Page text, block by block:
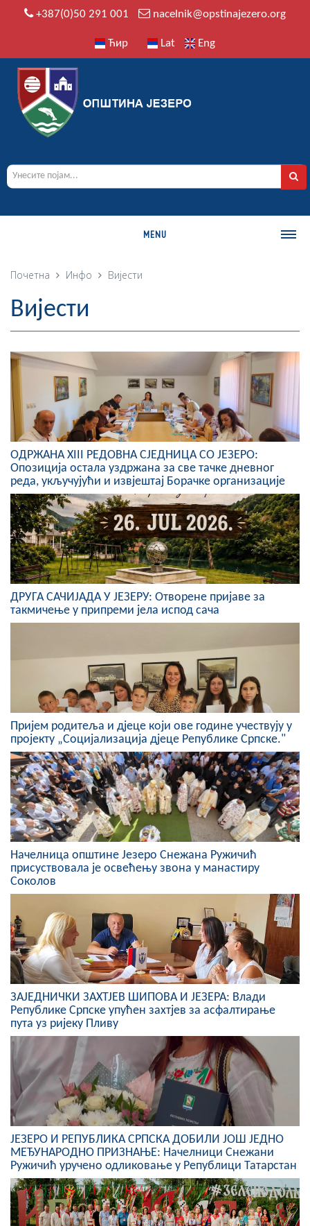
+387(0)50 291 001 nacelnik@opstinajezero.org
Ћир Lat Eng
MENU
О ОПШТИНИ
Историја
Географија
Насељена мјеста
Занимљивости
Фотогалерија
НАЧЕЛНИК
О Начелнику
Замјеник начелника
Извјештај о раду начелника
СКУПШТИНА
Статут Општине
Састав Скупштине
Службени Гласници
ОПШТИНСКА УПРАВА
ИНФО
Вијести
Активности
Јавни позиви
Обавјештења
Заштита од пожара
COVID 19
Геоистраживања
ФИНАНСИЈЕ
ПРИВРЕДА
Пољопривреда
Туризам
Спорт
ЦИВИЛНА ЗАШТИТА
КОНТАКТ
Почетна Инфо Вијести
Вијести
ОДРЖАНА XIII РЕДОВНА СЈЕДНИЦА СО ЈЕЗЕРО:
Опозиција остала уздржана за све тачке дневног
реда, укључујући и извјештај Борачке организације
ДРУГА САЧИЈАДА У ЈЕЗЕРУ: Отворене пријаве за
такмичење у припреми јела испод сача
Пријем родитеља и дјеце који ове године учествују у
пројекту „Социјализација дјеце Републике Српске."
Начелница општине Језеро Снежана Ружичић
присуствовала је освећењу звона у манастиру
Соколов
ЗАЈЕДНИЧКИ ЗАХТЈЕВ ШИПОВА И ЈЕЗЕРА: Влади
Републике Српске упућен захтјев за асфалтирање
пута уз ријеку Пливу
ЈЕЗЕРО И РЕПУБЛИКА СРПСКА ДОБИЛИ ЈОШ ЈЕДНО
МЕЂУНАРОДНО ПРИЗНАЊЕ: Начелници Снежани
Ружичић уручено одликовање у Републици Татарстан